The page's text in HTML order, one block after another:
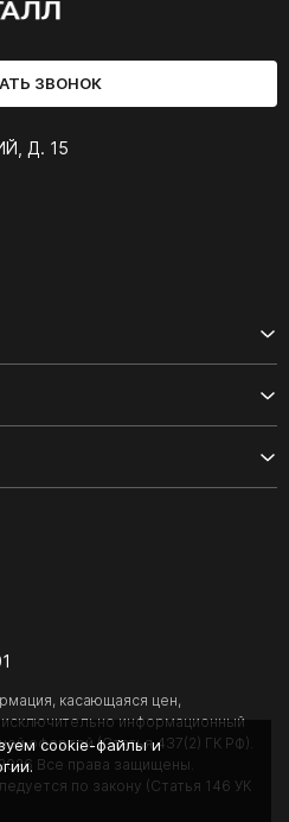
ЗВОНОК
Д. 15
касающаяся цен,
исключительно информационный
офертой (Статья 437(2) ГК РФ).
Все права защищены.
по закону (Статья 146 УК
cookie-файлы и